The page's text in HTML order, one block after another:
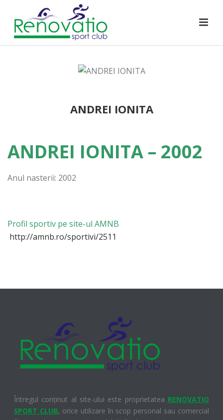
ANDREI IONITA
ANDREI IONITA – 2002
Anul nasterii: 2002
Profil sportiv pe site-ul AMNB
http://amnb.ro/sportivi/2511
Întregul conținut al site-ului este proprietatea RENOVATIO
SPORT CLUB, orice utilizare în scop personal sau comercial